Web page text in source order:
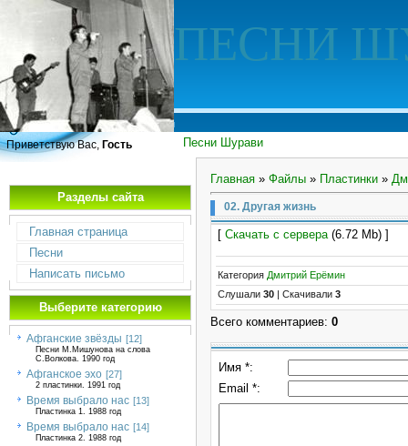
ПЕСНИ
Песни Шурави
Приветствую Вас, Гость
Разделы сайта
Главная страница
Песни
Написать письмо
Выберите категорию
Афганские звёзды [12]
Песни М.Мишунова на слова
С.Волкова. 1990 год
Афганское эхо [27]
2 пластинки. 1991 год
Время выбрало нас [13]
Пластинка 1. 1988 год
Время выбрало нас [14]
Пластинка 2. 1988 год
Главная » Файлы » Пластинки »
02. Другая жизнь
[ Скачать с сервера(6.72 Mb) ]
Категория Дмитрий Ерёмин
Слушали 30 Скачивали 3
Всего комментариев: 0
Имя *:
Email *: